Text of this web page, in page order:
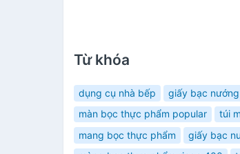
Từ khóa
dụng cụ nhà bếp giấy bạc
màn bọc thực phẩm popular
túi
mang bọc thực phẩm
giấy bạc